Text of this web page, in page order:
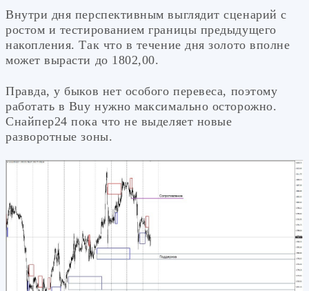
Внутри дня перспективным выглядит сценарий с
ростом и тестированием границы предыдущего
накопления. Так что в течение дня золото вполне
может вырасти до 1802,00.
Правда, у быков нет особого перевеса, поэтому
работать в Buy нужно максимально осторожно.
Снайпер24 пока что не выделяет новые
разворотные зоны.